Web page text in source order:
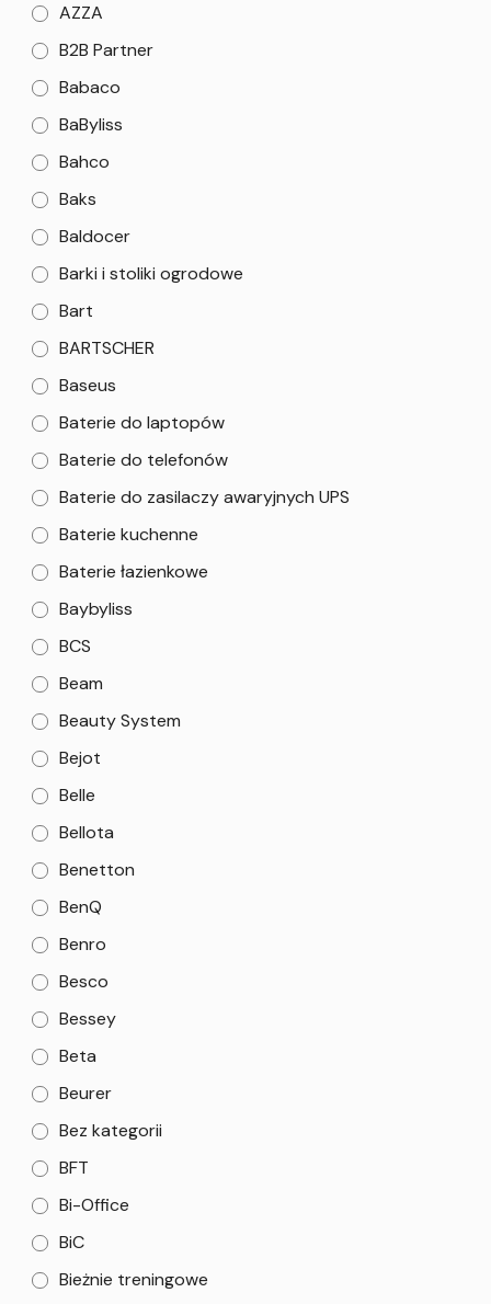
AZZA
B2B Partner
Babaco
BaByliss
Bahco
Baks
Baldocer
Barki i stoliki ogrodowe
Bart
BARTSCHER
Baseus
Baterie do laptopów
Baterie do telefonów
Baterie do zasilaczy awaryjnych UPS
Baterie kuchenne
Baterie łazienkowe
Baybyliss
BCS
Beam
Beauty System
Bejot
Belle
Bellota
Benetton
BenQ
Benro
Besco
Bessey
Beta
Beurer
Bez kategorii
BFT
Bi-Office
BiC
Bieżnie treningowe